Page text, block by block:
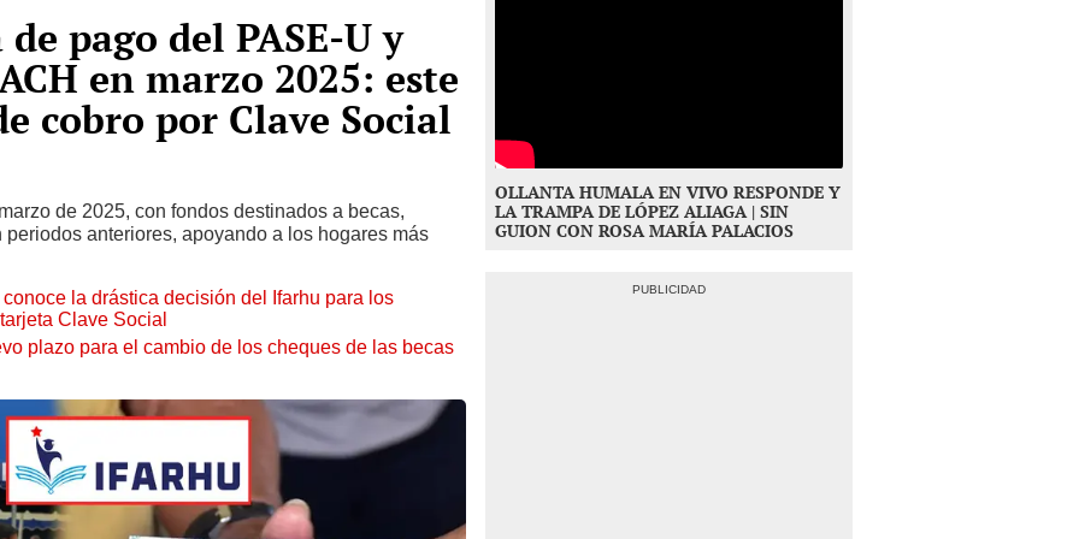
pago del PASE-U y
en marzo 2025: este
cobro por Clave Social
de 2025, con fondos destinados a becas,
anteriores, apoyando a los hogares más
la drástica decisión del Ifarhu para los
Clave Social
plazo para el cambio de los cheques de las becas
OLLANTA HUMALA EN VIVO RESPONDE Y
LA TRAMPA DE LÓPEZ ALIAGA | SIN
GUION CON ROSA MARÍA PALACIOS